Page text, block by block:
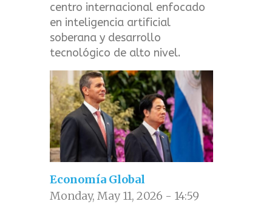
centro internacional enfocado
en inteligencia artificial
soberana y desarrollo
tecnológico de alto nivel.
Economía Global
Monday, May 11, 2026 - 14:59